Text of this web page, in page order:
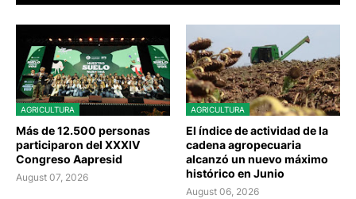
AGRICULTURA
Más de 12.500 personas
participaron del XXXIV
Congreso Aapresid
August 07, 2026
AGRICULTURA
El índice de actividad de la
cadena agropecuaria
alcanzó un nuevo máximo
histórico en Junio
August 06, 2026